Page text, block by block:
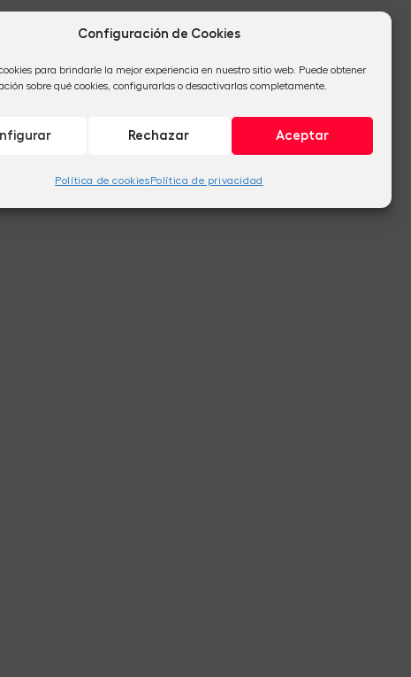
Configuración de Cookies
para brindarle la mejor experiencia en nuestro sitio web. Puede obtener
sobre qué cookies, configurarlas o desactivarlas completamente.
Aceptar
Rechazar
Política de cookiesPolítica de privacidad